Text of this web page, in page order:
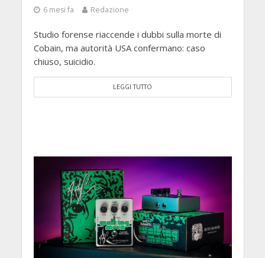
6 mesi fa Redazione
Studio forense riaccende i dubbi sulla morte di
Cobain, ma autorità USA confermano: caso
chiuso, suicidio.
LEGGI TUTTO